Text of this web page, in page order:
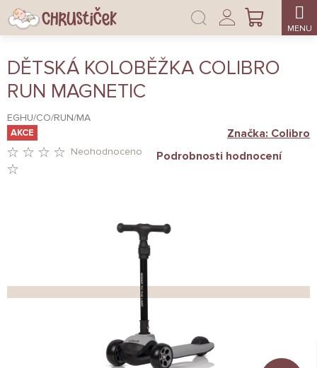
Přejít
na
obsah
NÁKUPNÍ
Přihlášení
DĚTSKÁ KOLOBĚŽKA COLIBRO
RUN MAGNETIC
EGHU/CO/RUN/MA
AKCE
HVĚZDIČEK.
Neohodnoceno Podrobnosti hodnocení
Značka: Colibro